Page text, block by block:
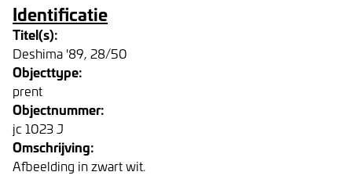
Identificatie
Titel(s):
Deshima '89, 28/50
Objecttype:
prent
Objectnummer:
jc 1023 J
Omschrijving:
Afbeelding in zwart wit.